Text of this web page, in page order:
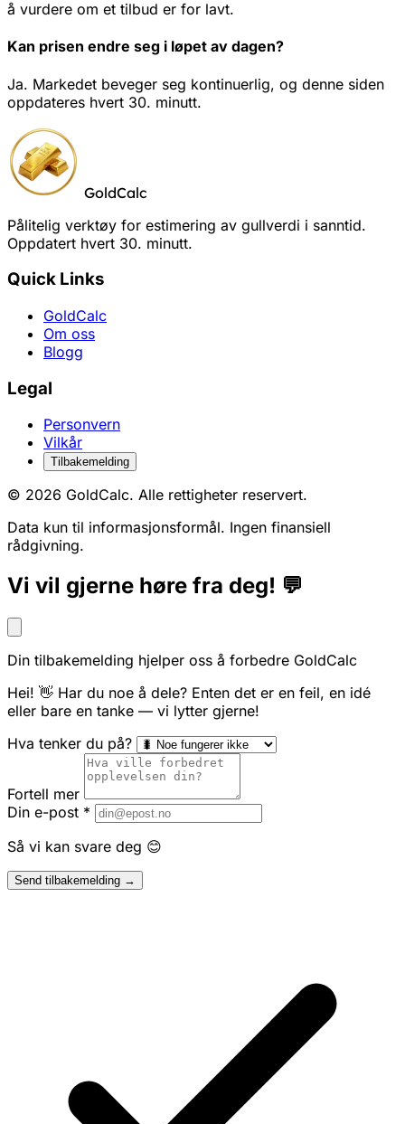
å vurdere om et tilbud er for lavt.
Kan prisen endre seg i løpet av dagen?
Ja. Markedet beveger seg kontinuerlig, og denne siden
oppdateres hvert 30. minutt.
GoldCalc
Pålitelig verktøy for estimering av gullverdi i sanntid.
Oppdatert hvert 30. minutt.
Quick Links
GoldCalc
Om oss
Blogg
Legal
Personvern
Vilkår
Tilbakemelding
© 2026 GoldCalc. Alle rettigheter reservert.
Data kun til informasjonsformål. Ingen finansiell
rådgivning.
Vi vil gjerne høre fra deg! 💬
Din tilbakemelding hjelper oss å forbedre GoldCalc
Hei! 👋 Har du noe å dele? Enten det er en feil, en idé
eller bare en tanke — vi lytter gjerne!
Hva tenker du på?
Fortell mer
Din e-post *
Så vi kan svare deg 😊
Send tilbakemelding →